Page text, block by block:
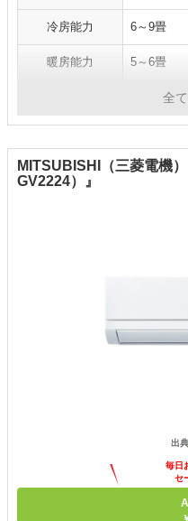
冷房能力 6～9畳
暖房能力 5～6畳
冷房：全
MITSUBISHI（三菱電機
GV2224）』
出典
毎日
セ